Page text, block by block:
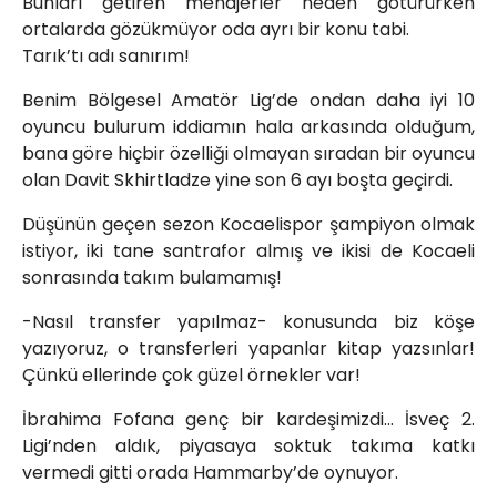
ortalarda gözükmüyor oda ayrı bir konu tabi.
Tarık’tı adı sanırım!
Benim Bölgesel Amatör Lig’de ondan daha iyi 10
oyuncu bulurum iddiamın hala arkasında olduğum,
bana göre hiçbir özelliği olmayan sıradan bir oyuncu
olan Davit Skhirtladze yine son 6 ayı boşta geçirdi.
Düşünün geçen sezon Kocaelispor şampiyon olmak
istiyor, iki tane santrafor almış ve ikisi de Kocaeli
sonrasında takım bulamamış!
-Nasıl transfer yapılmaz- konusunda biz köşe
yazıyoruz, o transferleri yapanlar kitap yazsınlar!
Çünkü ellerinde çok güzel örnekler var!
İbrahima Fofana genç bir kardeşimizdi… İsveç 2.
Ligi’nden aldık, piyasaya soktuk takıma katkı
vermedi gitti orada Hammarby’de oynuyor.